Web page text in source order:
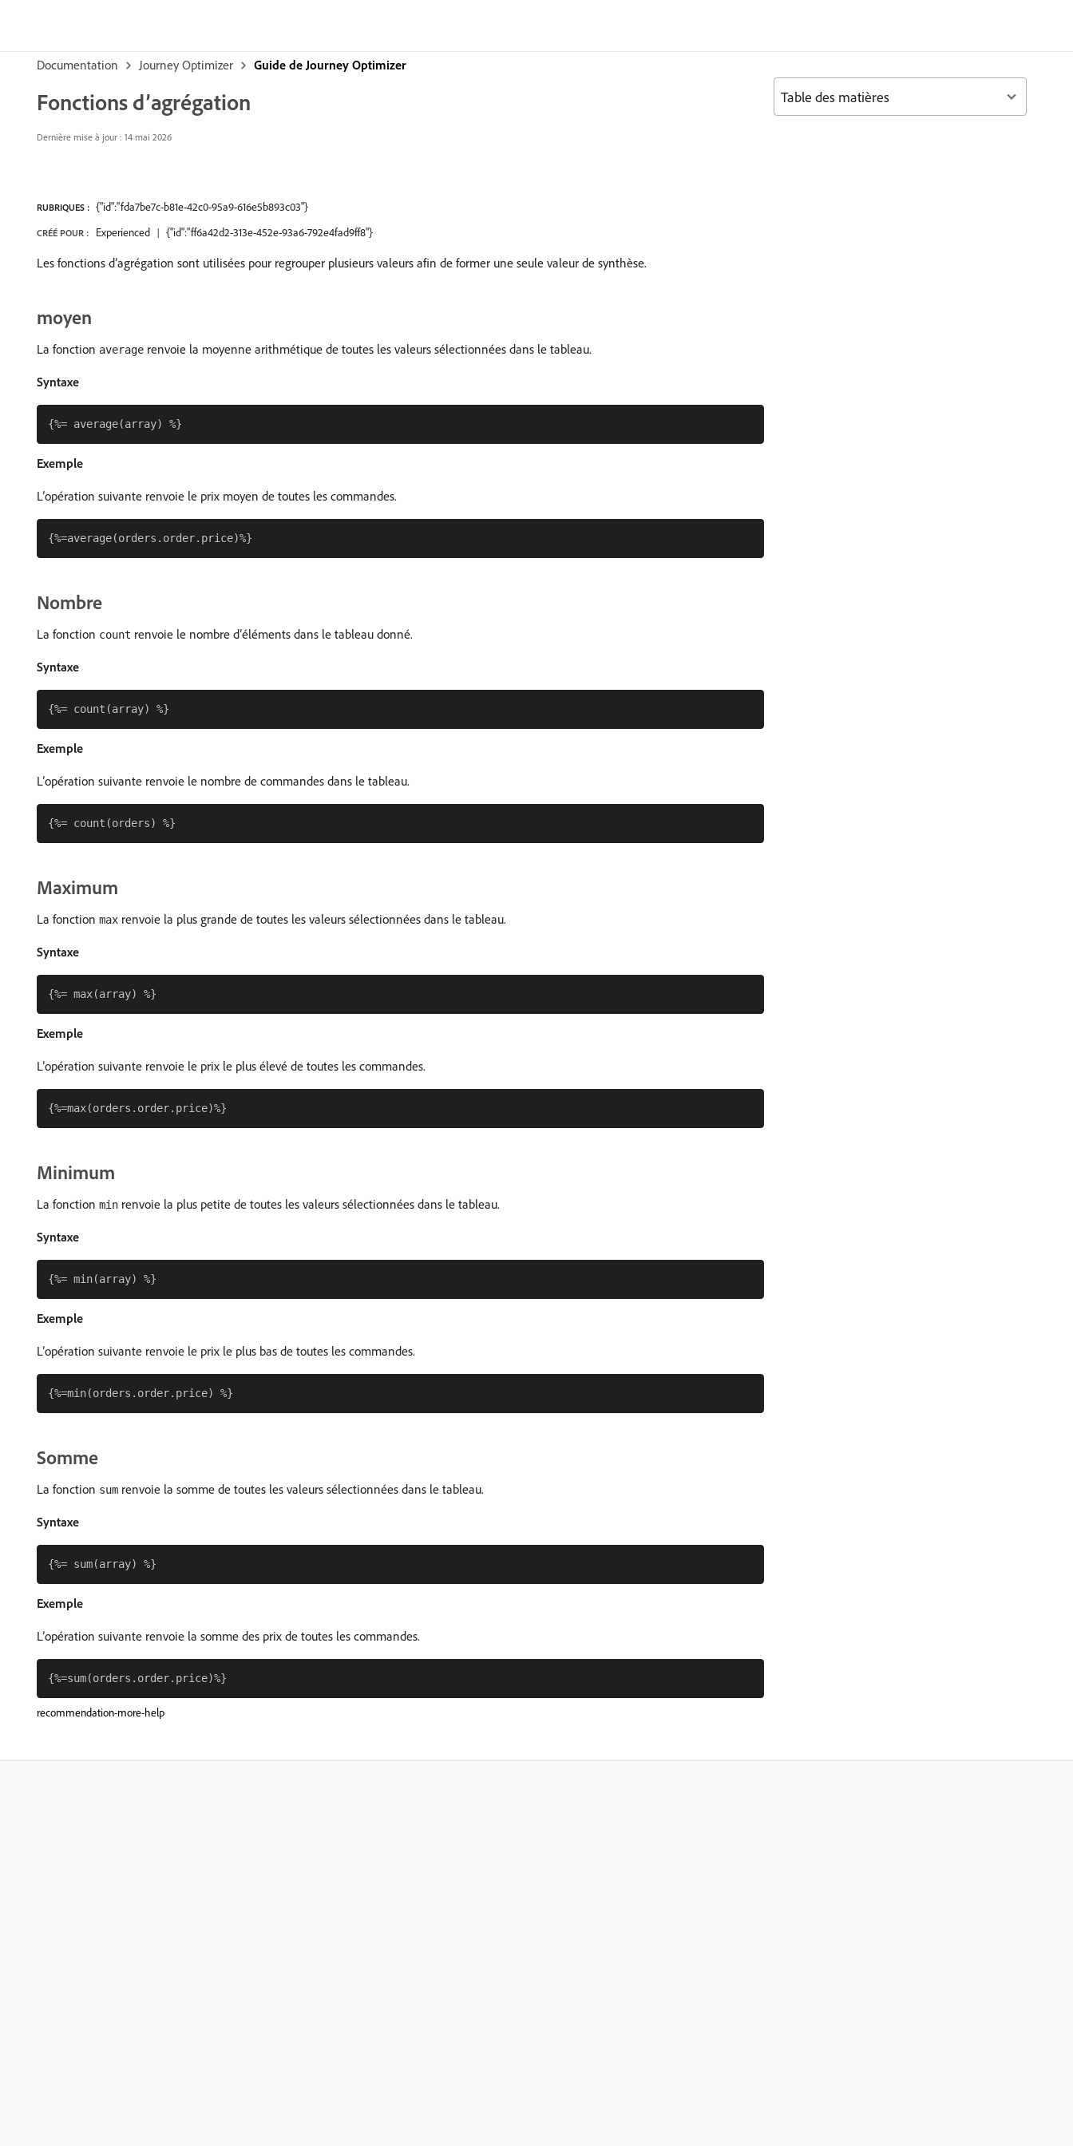
Documentation Journey Optimizer Guide de Journey Optimizer
Fonctions d’agrégation
Dernière mise à jour : 14 mai 2026
RUBRIQUES : {"id":"fda7be7c-b81e-42c0-95a9-616e5b893c03"}
CRÉÉ POUR : Experienced {"id":"ff6a42d2-313e-452e-93a6-792e4fad9ff8"}
Les fonctions d’agrégation sont utilisées pour regrouper plusieurs valeurs afin de former une seule valeur de synthèse.
moyen
La fonction average renvoie la moyenne arithmétique de toutes les valeurs sélectionnées dans le tableau.
Syntaxe
Exemple
L’opération suivante renvoie le prix moyen de toutes les commandes.
Nombre
La fonction count renvoie le nombre d’éléments dans le tableau donné.
Syntaxe
Exemple
L’opération suivante renvoie le nombre de commandes dans le tableau.
Maximum
La fonction max renvoie la plus grande de toutes les valeurs sélectionnées dans le tableau.
Syntaxe
Exemple
L’opération suivante renvoie le prix le plus élevé de toutes les commandes.
Minimum
La fonction min renvoie la plus petite de toutes les valeurs sélectionnées dans le tableau.
Syntaxe
Exemple
L’opération suivante renvoie le prix le plus bas de toutes les commandes.
Somme
La fonction sum renvoie la somme de toutes les valeurs sélectionnées dans le tableau.
Syntaxe
Exemple
L’opération suivante renvoie la somme des prix de toutes les commandes.
recommendation-more-help
Table des matières